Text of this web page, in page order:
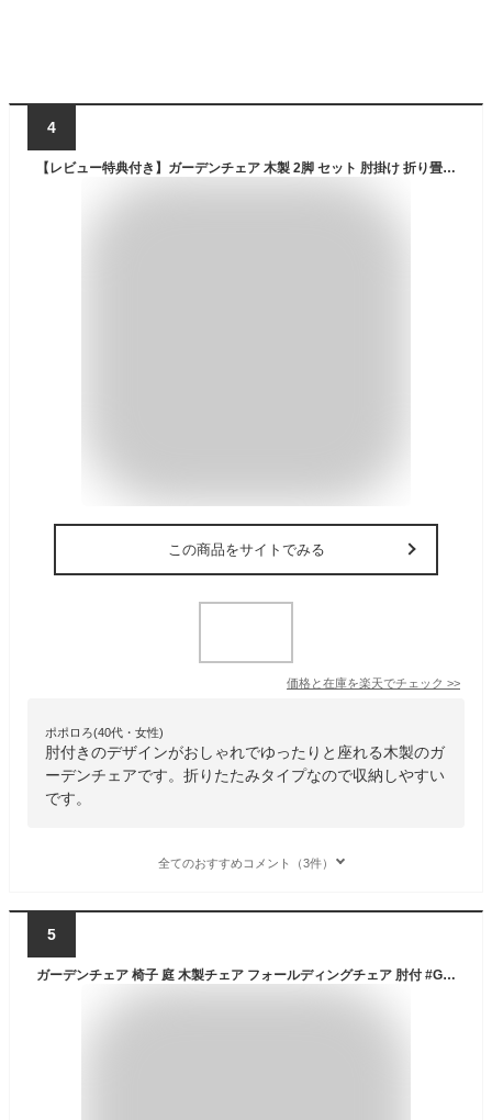
4
【レビュー特典付き】ガーデンチェア 木製 2脚 セット 肘掛け 折り畳み ウッドチェア 屋外 椅子 ベランダ オイル塗装 庭 チェア 折りたたみ 天然木 肘置き 肘付き 雨ざらし 外 アウトドア バーベキュー 木 業務用 飲食店 おしゃれ
この商品をサイトでみる
価格と在庫を楽天でチェック >>
ポポロろ(40代・女性)
肘付きのデザインがおしゃれでゆったりと座れる木製のガ
ーデンチェアです。折りたたみタイプなので収納しやすい
です。
全てのおすすめコメント（3件）
5
ガーデンチェア 椅子 庭 木製チェア フォールディングチェア 肘付 #GC92JP 81059椅子 ガーデンチェア 木製椅子 木製イス ガーデンファニチャー ガーデン チェア ガーデンチェア 木製 イス 椅子 折りたたみ 持ち運び 便利 アウトドア オシャレ カフェ【FB】